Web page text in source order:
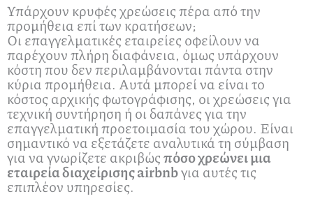
Υπάρχουν κρυφές χρεώσεις πέρα από την
προμήθεια επί των κρατήσεων;
Οι επαγγελματικές εταιρείες οφείλουν να
παρέχουν πλήρη διαφάνεια, όμως υπάρχουν
κόστη που δεν περιλαμβάνονται πάντα στην
κύρια προμήθεια. Αυτά μπορεί να είναι το
κόστος αρχικής φωτογράφισης, οι χρεώσεις για
τεχνική συντήρηση ή οι δαπάνες για την
επαγγελματική προετοιμασία του χώρου. Είναι
σημαντικό να εξετάζετε αναλυτικά τη σύμβαση
για να γνωρίζετε ακριβώςπόσο χρεώνει μια
εταιρεία διαχείρισης airbnbγια αυτές τις
επιπλέον υπηρεσίες.